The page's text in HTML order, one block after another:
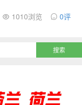
1010浏览
0评